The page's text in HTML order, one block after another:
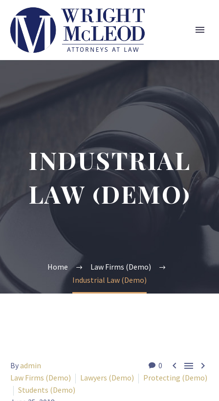
INDUSTRIAL
LAW (DEMO)
Home
Law Firms (Demo)
Industrial Law (Demo)
0   
Byadmin
Law Firms (Demo)
Lawyers (Demo)
Protecting (Demo)
Students (Demo)